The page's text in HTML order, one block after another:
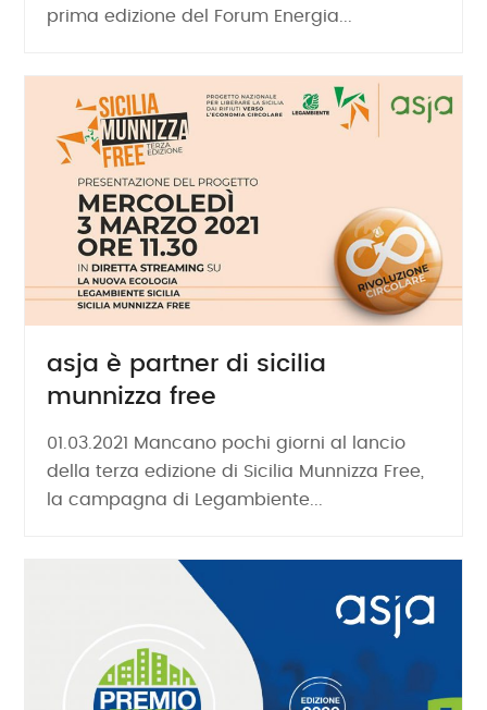
prima edizione del Forum Energia...
asja è partner di sicilia
munnizza free
01.03.2021 Mancano pochi giorni al lancio
della terza edizione di Sicilia Munnizza Free,
la campagna di Legambiente...